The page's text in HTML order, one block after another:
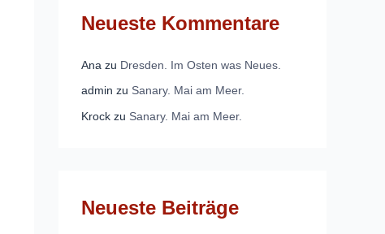
Neueste Kommentare
Ana zu Dresden. Im Osten was Neues.
admin zu Sanary. Mai am Meer.
Krock zu Sanary. Mai am Meer.
Neueste Beiträge